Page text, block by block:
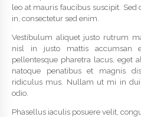
leo at mauris faucibus suscipit.
in, consectetur sed enim.
Vestibulum aliquet justo rutrum
nisl in justo mattis accumsan
pellentesque pharetra lacus, eget
natoque penatibus et magnis
ridiculus mus. Nullam ut mi in dui
odio.
Phasellus iaculis posuere velit,